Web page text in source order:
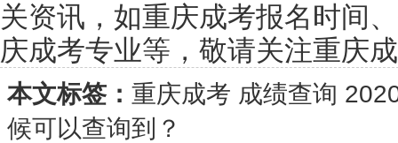
关资讯，如重庆成考报名时间
庆成考专业等，敬请关注重庆
本文标签： 重庆成考 成绩查询
候可以查询到？